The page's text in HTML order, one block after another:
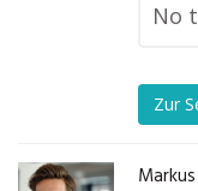
No
Zur